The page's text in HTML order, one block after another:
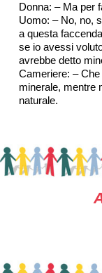
Donna: – Ma per
Uomo: – No, no,
a questa
se io avessi
avrebbe detto
Cameriere: –
minerale, mentre
naturale.